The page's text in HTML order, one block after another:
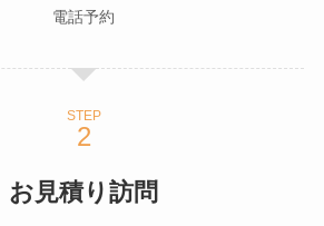
電話予約
STEP
お見積り訪問